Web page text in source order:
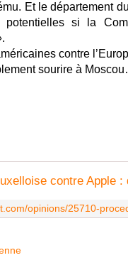
Et le département
potentielles si la
.
contre
sourire à